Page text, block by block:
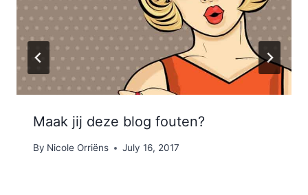
Maak jij deze blog fouten?
By Nicole Orriëns July 16, 2017